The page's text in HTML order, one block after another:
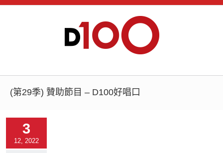
(第29季) 贊助節目 – D100好唱口
3
12, 2022